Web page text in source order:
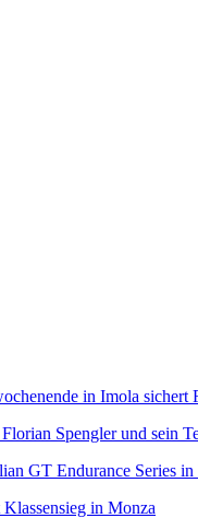
in Imola sichert
Spengler und sein
GT Endurance Series
Klassensieg in Monza